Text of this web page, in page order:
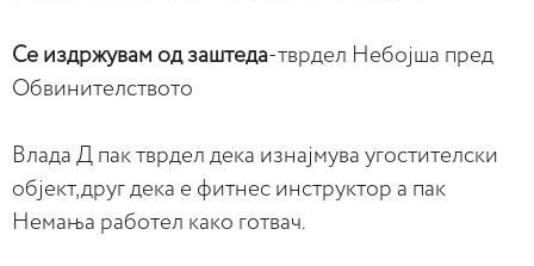
Се издржувам од заштеда-тврдел Небојша пред
Обвинителството
Влада Д пак тврдел дека изнајмува угостителски
објект,друг дека е фитнес инструктор а пак
Немања работел како готвач.